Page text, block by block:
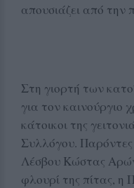
απουσιάζει από την
Στη γιορτή των
για τον καινούργιο
κάτοικοι της
Συλλόγου.
Λέσβου Κώστας
φλουρί της πίτας, η